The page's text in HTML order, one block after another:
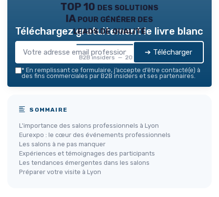
TOP 10 des solutions
IA pour générer des
leads de qualité
B2B insiders — 2026
Téléchargez gratuitement le livre blanc
➔ Télécharger
* En remplissant ce formulaire, j’accepte d’être contacté(e) à
des fins commerciales par B2B insiders et ses partenaires.
SOMMAIRE
L'importance des salons professionnels à Lyon
Eurexpo : le cœur des événements professionnels
Les salons à ne pas manquer
Expériences et témoignages des participants
Les tendances émergentes dans les salons
Préparer votre visite à Lyon